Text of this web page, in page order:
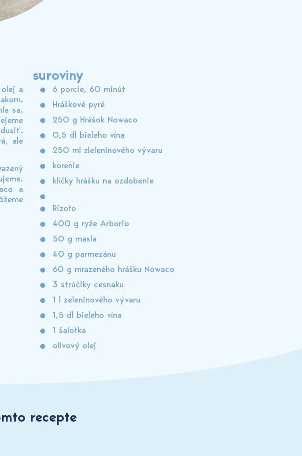
a
sa.
ale
a
suroviny
6 porcie, 60 minút
Hráškové pyré
250 g Hrášok Nowaco
0,5 dl bieleho vína
250 ml zleleninového vývaru
korenie
klíčky hrášku na ozdobenie
Rizoto
400 g ryže Arborio
50 g masla
40 g parmezánu
60 g mrazeného hrášku Nowaco
3 strúčiky cesnaku
1 l zeleninového vývaru
1,5 dl bieleho vína
1 šalotka
olivový olej
recepte